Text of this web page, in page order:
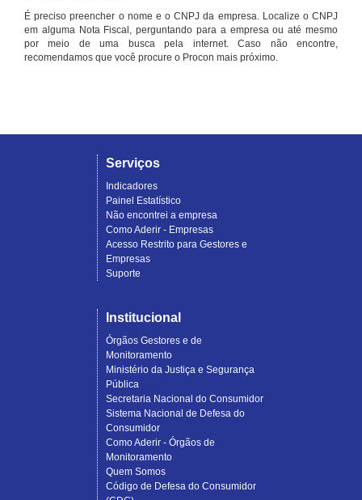
É preciso preencher o nome e o CNPJ da empresa. Localize o CNPJ
em alguma Nota Fiscal, perguntando para a empresa ou até mesmo
por meio de uma busca pela internet. Caso não encontre,
recomendamos que você procure o Procon mais próximo.
Serviços
Indicadores
Painel Estatístico
Não encontrei a empresa
Como Aderir - Empresas
Acesso Restrito para Gestores e
Empresas
Suporte
Institucional
Órgãos Gestores e de
Monitoramento
Ministério da Justiça e Segurança
Pública
Secretaria Nacional do Consumidor
Sistema Nacional de Defesa do
Consumidor
Como Aderir - Órgãos de
Monitoramento
Quem Somos
Código de Defesa do Consumidor